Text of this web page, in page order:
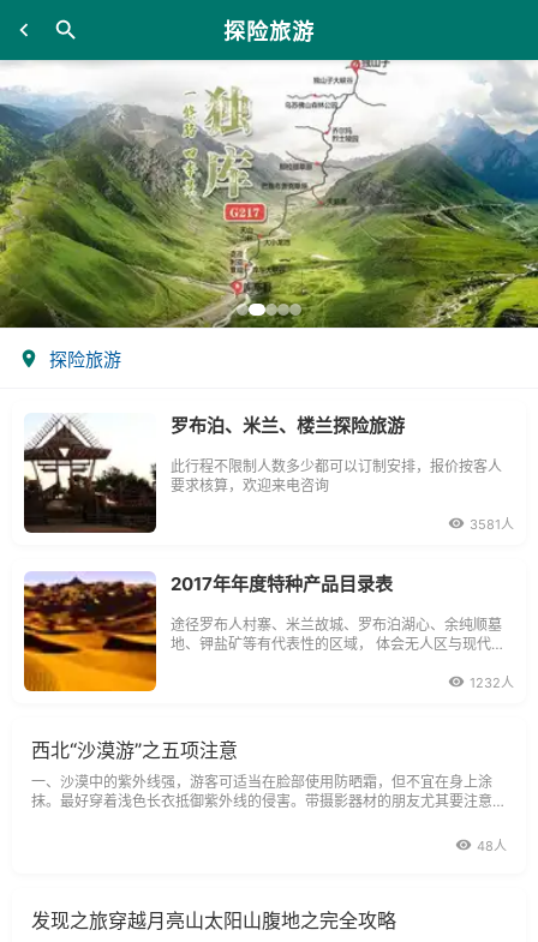
探险旅游
探险旅游
罗布泊、米兰、楼兰探险旅游
此行程不限制人数多少都可以订制安排，报价按客人
要求核算，欢迎来电咨询
3581人
2017年年度特种产品目录表
途径罗布人村寨、米兰故城、罗布泊湖心、余纯顺墓
地、钾盐矿等有代表性的区域， 体会无人区与现代文
1232人
西北“沙漠游”之五项注意
一、沙漠中的紫外线强，游客可适当在脸部使用防晒霜，但不宜在身上涂
抹。最好穿着浅色长衣抵御紫外线的侵害。带摄影器材的朋友尤其要注意防
48人
发现之旅穿越月亮山太阳山腹地之完全攻略